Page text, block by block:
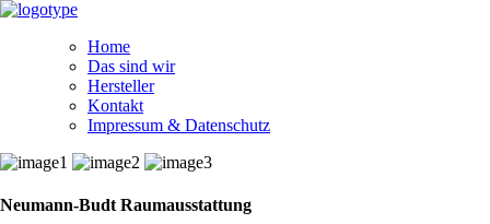
Home
Das sind wir
Hersteller
Kontakt
Impressum & Datenschutz
Neumann-Budt Raumausstattung